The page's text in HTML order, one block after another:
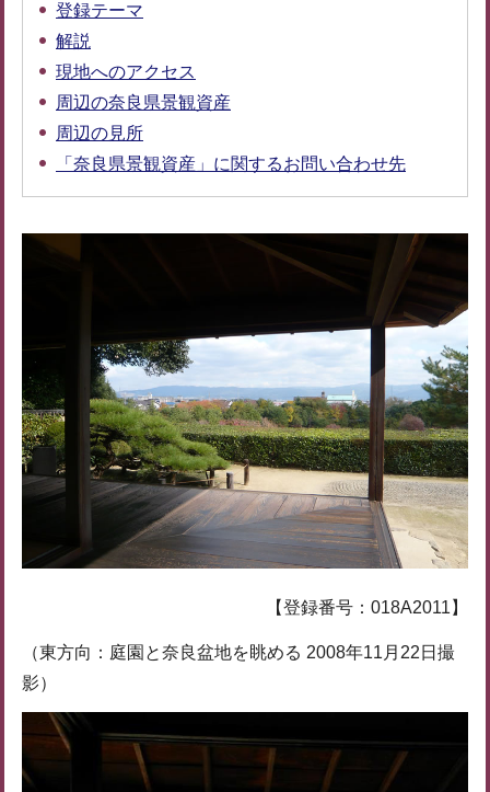
登録テーマ
解説
現地へのアクセス
周辺の奈良県景観資産
周辺の見所
「奈良県景観資産」に関するお問い合わせ先
【登録番号：018A2011】
（東方向：庭園と奈良盆地を眺める 2008年11月22日撮
影）